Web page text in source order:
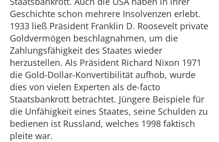
Geschichte schon mehrere Insolvenzen erlebt.
1933 ließ Präsident Franklin D. Roosevelt private
Goldvermögen beschlagnahmen, um die
Zahlungsfähigkeit des Staates wieder
herzustellen. Als Präsident Richard Nixon 1971
die Gold-Dollar-Konvertibilität aufhob, wurde
dies von vielen Experten als de-facto
Staatsbankrott betrachtet. Jüngere Beispiele für
die Unfähigkeit eines Staates, seine Schulden zu
bedienen ist Russland, welches 1998 faktisch
pleite war.